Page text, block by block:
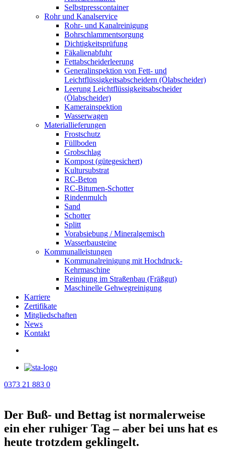
Selbstpresscontainer
Rohr und Kanalservice
Rohr- und Kanalreinigung
Bohrschlammentsorgung
Dichtigkeitsprüfung
Fäkalienabfuhr
Fettabscheiderleerung
Generalinspektion von Fett- und
Leichtflüssigkeitsabscheidern (Ölabscheider)
Leerung Leichtflüssigkeitsabscheider
(Ölabscheider)
Kamerainspektion
Wasserwagen
Materiallieferungen
Frostschutz
Füllboden
Grobschlag
Kompost (gütegesichert)
Kultursubstrat
RC-Beton
RC-Bitumen-Schotter
Rindenmulch
Sand
Schotter
Splitt
Vorabsiebung / Mineralgemisch
Wasserbausteine
Kommunalleistungen
Kommunalreinigung mit Hochdruck-
Kehrmaschine
Reinigung im Straßenbau (Fräßgut)
Maschinelle Gehwegreinigung
Karriere
Zertifikate
Mitgliedschaften
News
Kontakt
0373 21 883 0
Der Buß- und Bettag ist normalerweise
ein eher ruhiger Tag – aber bei uns hat es
heute trotzdem geklingelt.